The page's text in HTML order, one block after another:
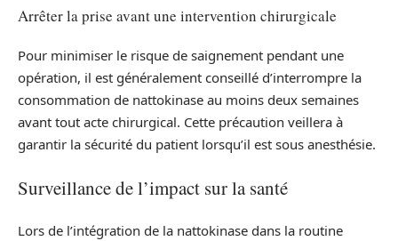
Arrêter la prise avant une intervention chirurgicale
Pour minimiser le risque de saignement pendant une
opération, il est généralement conseillé d’interrompre la
consommation de nattokinase au moins deux semaines
avant tout acte chirurgical. Cette précaution veillera à
garantir la sécurité du patient lorsqu’il est sous anesthésie.
Surveillance de l’impact sur la santé
Lors de l’intégration de la nattokinase dans la routine